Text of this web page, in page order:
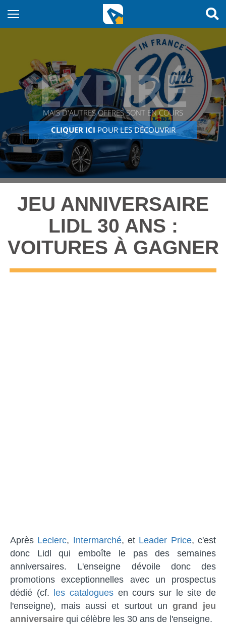
EXPIRÉ
MAIS D'AUTRES OFFRES SONT EN COURS
CLIQUER ICIPOUR LES DÉCOUVRIR
JEU ANNIVERSAIRE
LIDL 30 ANS :
VOITURES À GAGNER
Après Leclerc, Intermarché, et Leader Price, c'est
donc Lidl qui emboîte le pas des semaines
anniversaires. L'enseigne dévoile donc des
promotions exceptionnelles avec un prospectus
dédié (cf.
les catalogues en cours sur le site de
l'enseigne), mais aussi et surtout un grand jeu
anniversaire qui célèbre les 30 ans de l'enseigne.